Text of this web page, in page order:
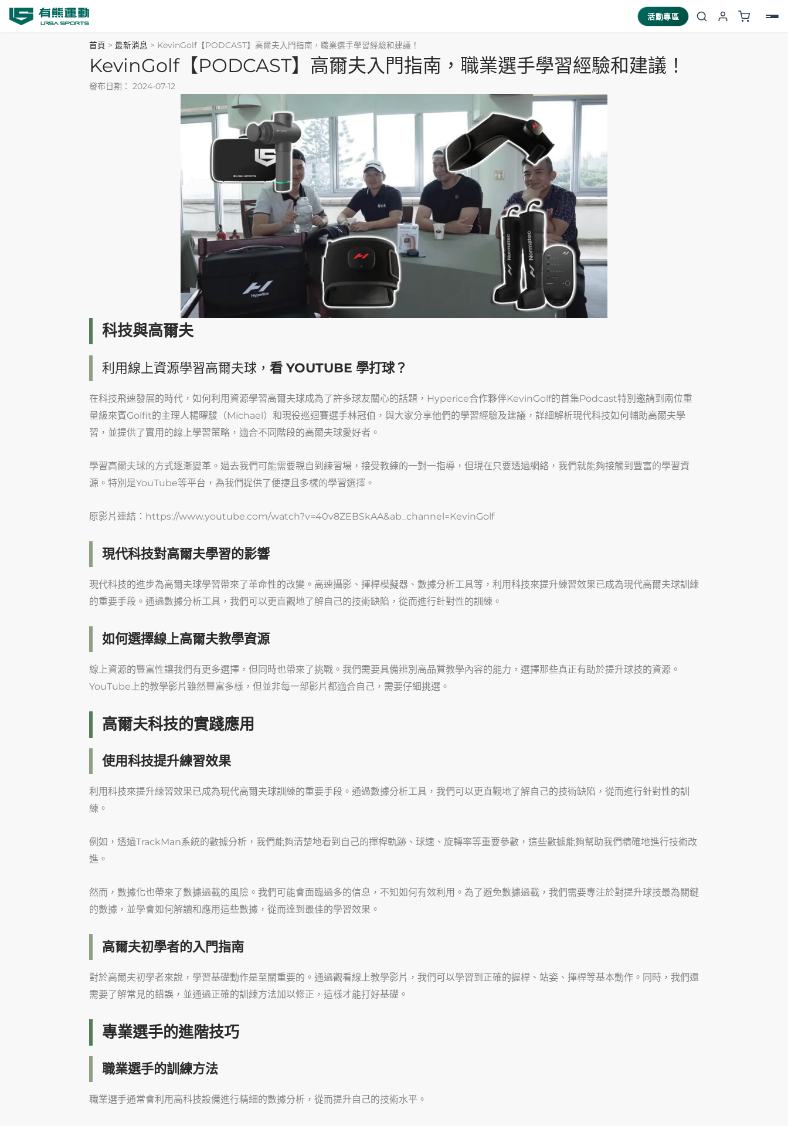
活動專區
首頁 > 最新消息 > KevinGolf【PODCAST】高爾夫入門指南，職業選手學習經驗和建議！
KevinGolf【PODCAST】高爾夫入門指南，職業選手學習經驗和建議！
發布日期： 2024-07-12
科技與高爾夫
利用線上資源學習高爾夫球， 看 YOUTUBE 學打球？
在科技飛速發展的時代，如何利用資源學習高爾夫球成為了許多球友關心的話題，Hyperice合作夥伴KevinGolf的首集Podcast特別邀請到兩位重
量級來賓Golfit的主理人楊曜駿（Michael）和現役巡迴賽選手林冠伯，與大家分享他們的學習經驗及建議，詳細解析現代科技如何輔助高爾夫學
習，並提供了實用的線上學習策略，適合不同階段的高爾夫球愛好者。
學習高爾夫球的方式逐漸變革。過去我們可能需要親自到練習場，接受教練的一對一指導，但現在只要透過網絡，我們就能夠接觸到豐富的學習資
源。特別是YouTube等平台，為我們提供了便捷且多樣的學習選擇。
原影片連結：https://www.youtube.com/watch?v=40v8ZEBSkAA&ab_channel=KevinGolf
現代科技對高爾夫學習的影響
現代科技的進步為高爾夫球學習帶來了革命性的改變。高速攝影、揮桿模擬器、數據分析工具等，利用科技來提升練習效果已成為現代高爾夫球訓練
的重要手段。通過數據分析工具，我們可以更直觀地了解自己的技術缺陷，從而進行針對性的訓練。
如何選擇線上高爾夫教學資源
線上資源的豐富性讓我們有更多選擇，但同時也帶來了挑戰。我們需要具備辨別高品質教學內容的能力，選擇那些真正有助於提升球技的資源。
YouTube上的教學影片雖然豐富多樣，但並非每一部影片都適合自己，需要仔細挑選。
高爾夫科技的實踐應用
使用科技提升練習效果
利用科技來提升練習效果已成為現代高爾夫球訓練的重要手段。通過數據分析工具，我們可以更直觀地了解自己的技術缺陷，從而進行針對性的訓
練。
例如，透過TrackMan系統的數據分析，我們能夠清楚地看到自己的揮桿軌跡、球速、旋轉率等重要參數，這些數據能夠幫助我們精確地進行技術改
進。
然而，數據化也帶來了數據過載的風險。我們可能會面臨過多的信息，不知如何有效利用。為了避免數據過載，我們需要專注於對提升球技最為關鍵
的數據，並學會如何解讀和應用這些數據，從而達到最佳的學習效果。
高爾夫初學者的入門指南
對於高爾夫初學者來說，學習基礎動作是至關重要的。通過觀看線上教學影片，我們可以學習到正確的握桿、站姿、揮桿等基本動作。同時，我們還
需要了解常見的錯誤，並通過正確的訓練方法加以修正，這樣才能打好基礎。
專業選手的進階技巧
職業選手的訓練方法
職業選手通常會利用高科技設備進行精細的數據分析，從而提升自己的技術水平。